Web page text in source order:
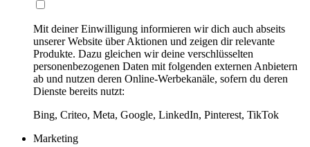
Mit deiner Einwilligung informieren wir dich auch abseits
unserer Website über Aktionen und zeigen dir relevante
Produkte. Dazu gleichen wir deine verschlüsselten
personenbezogenen Daten mit folgenden externen Anbietern
ab und nutzen deren Online-Werbekanäle, sofern du deren
Dienste bereits nutzt:
Bing, Criteo, Meta, Google, LinkedIn, Pinterest, TikTok
Marketing